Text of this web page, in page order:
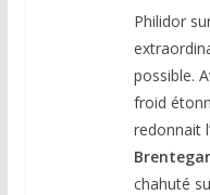
Philidor
possible.
froid
redonnait
chahuté